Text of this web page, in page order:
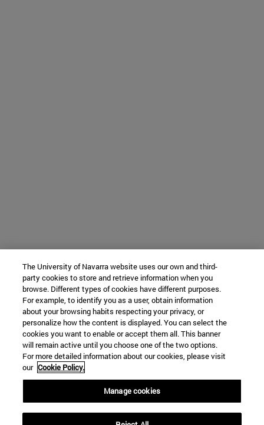
The University of Navarra website uses our own and third-
party cookies to store and retrieve information when you
browse. Different types of cookies have different purposes.
For example, to identify you as a user, obtain information
about your browsing habits respecting your privacy, or
personalize how the content is displayed. You can select the
cookies you want to enable or accept them all. This banner
will remain active until you choose one of the two options.
For more detailed information about our cookies, please visit
our Cookie Policy.
Manage cookies